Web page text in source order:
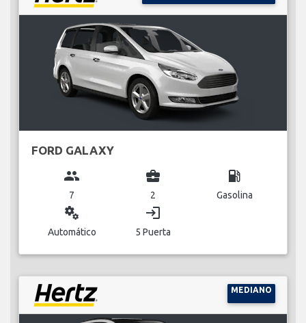
FORD GALAXY
group
7
business_center
2
local_gas_station
Gasolina
miscellaneous_services
Automático
login
5 Puerta
MEDIANO